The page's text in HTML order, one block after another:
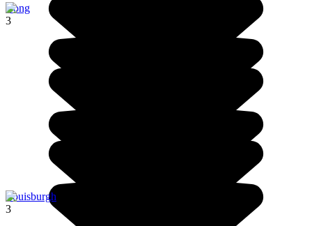
Cong
3
Louisburgh
3